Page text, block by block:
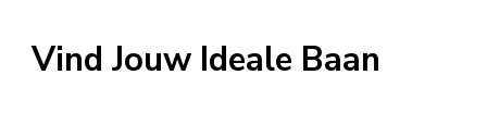
Vind Jouw Ideale Baan